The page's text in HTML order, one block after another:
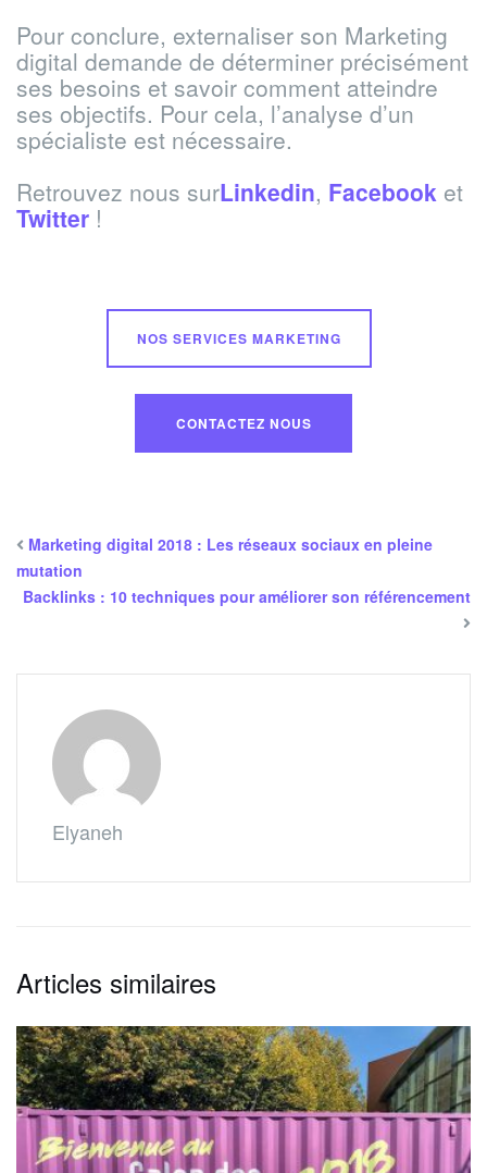
Pour conclure, externaliser son Marketing
digital demande de déterminer précisément
ses besoins et savoir comment atteindre
ses objectifs. Pour cela, l’analyse d’un
spécialiste est nécessaire.
Retrouvez nous surLinkedin, Facebook et
Twitter !
NOS SERVICES MARKETING
CONTACTEZ NOUS
Marketing digital 2018 : Les réseaux sociaux en pleine
mutation
Backlinks : 10 techniques pour améliorer son référencement
Elyaneh
Articles similaires